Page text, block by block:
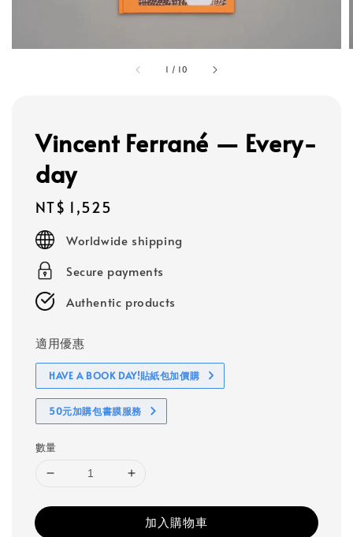
1 / 10
Vincent Ferrané — Every-
day
Regular
price
NT$ 1,525
Worldwide shipping
Secure payments
Authentic products
適用優惠
HAVE A BOOK DAY!貼紙包加價購
50元加購包書膜服務
數量
加入購物車